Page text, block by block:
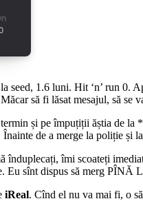
seed, 1.6 luni. Hit ‘n’ run 0.
să fi lăsat mesajul, să
și pe împuțiții ăștia de
de a merge la poliție și
înduplecați, îmi scoateți
Eu sînt dispus să merg
iReal. Cînd el nu va mai fi, o